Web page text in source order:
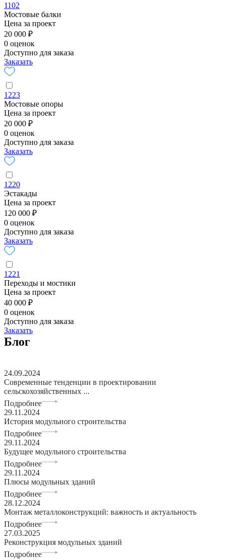
1102
Мостовые балки
Цена за проект
20 000 ₽
0 оценок
Доступно для заказа
Заказать
1223
Мостовые опоры
Цена за проект
20 000 ₽
0 оценок
Доступно для заказа
Заказать
1220
Эстакады
Цена за проект
120 000 ₽
0 оценок
Доступно для заказа
Заказать
1221
Переходы и мостики
Цена за проект
40 000 ₽
0 оценок
Доступно для заказа
Заказать
Блог
24.09.2024
Современные тенденции в проектировании
сельскохозяйственных ...
Подробнее
29.11.2024
История модульного строительства
Подробнее
29.11.2024
Будущее модульного строительства
Подробнее
29.11.2024
Плюсы модульных зданий
Подробнее
28.12.2024
Монтаж металлоконструкций: важность и актуальность
Подробнее
27.03.2025
Реконструкция модульных зданий
Подробнее